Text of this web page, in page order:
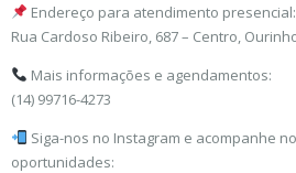
Endereço para atendimento presencial:
Rua Cardoso Ribeiro, 687 – Centro,
Mais informações e agendamentos:
(14) 99716-4273
Siga-nos no Instagram e acompanhe
oportunidades: